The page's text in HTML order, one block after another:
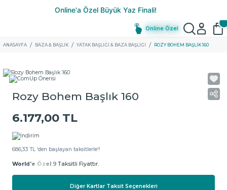
Online Özel
ANASAYFA BAZA & BAŞLIK YATAK BAŞLIĞI & BAZA BAŞLIĞI ROZY BOHEM BAŞLIK 160
Rozy Bohem Başlık 160
6.177,00 TL
686,33 TL ‘den başlayan taksitlerle!!
World'e Özel 9 Taksitli Fiyattır.
Diğer Kartlar Taksit Seçenekleri